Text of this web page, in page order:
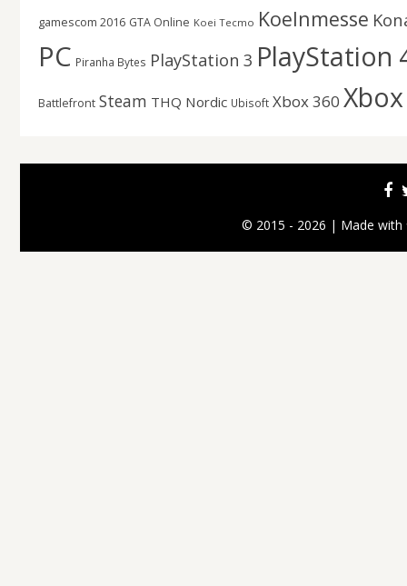
gamescom 2016 GTA Online Koei Tecmo Koelnmesse
PC Piranha Bytes PlayStation 3 PlayStation
Battlefront Steam THQ Nordic Ubisoft Xbox 360
© 2015 - 2026 | Made